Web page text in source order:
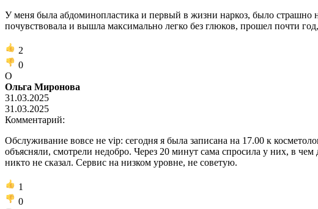
У меня была абдоминопластика и первый в жизни наркоз, было страшно
почувствовала и вышла максимально легко без глюков, прошел почти
2
0
О
Ольга Миронова
31.03.2025
31.03.2025
Комментарий:
Обслуживание вовсе не vip: сегодня я была записана на 17.00 к
объясняли, смотрели недобро. Через 20 минут сама спросила у них, в
никто не сказал. Сервис на низком уровне, не советую.
1
0